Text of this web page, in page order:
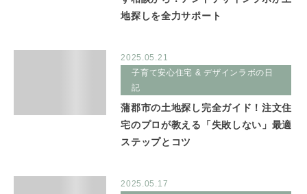
地探しを全力サポート
2025.05.21
子育て安心住宅 & デザインラボの日
記
蒲郡市の土地探し完全ガイド！注文住
宅のプロが教える「失敗しない」最適
ステップとコツ
2025.05.17